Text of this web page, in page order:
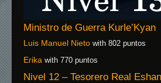
Ministro de Guerra Kurle’Kyan
Luis Manuel Nieto with 802 puntos
Erika with 770 puntos
Nivel 12 – Tesorero Real